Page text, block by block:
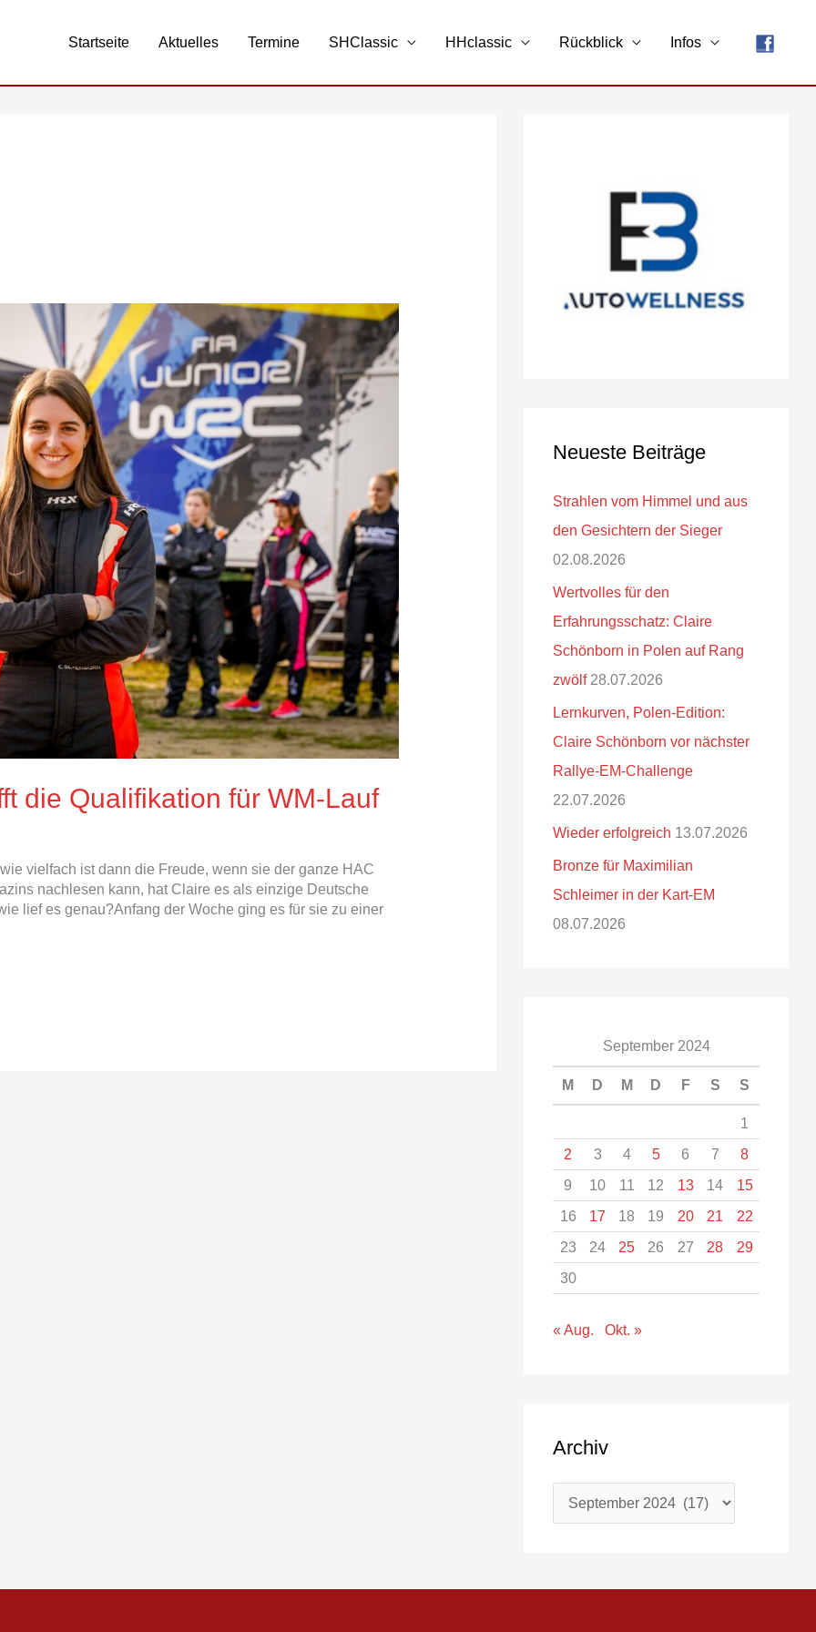
Startseite Aktuelles Termine SHClassic HHclassic Rückblick Infos
die Qualifikation für WM-Lauf
vielfach ist dann die Freude, wenn sie der ganze HAC
nachlesen kann, hat Claire es als einzige Deutsche
lief es genau?Anfang der Woche ging es für sie zu einer
Neueste Beiträge
Strahlen vom Himmel und aus
den Gesichtern der Sieger
02.08.2026
Wertvolles für den
Erfahrungsschatz: Claire
Schönborn in Polen auf Rang
zwölf 28.07.2026
Lernkurven, Polen-Edition:
Claire Schönborn vor nächster
Rallye-EM-Challenge
22.07.2026
Wieder erfolgreich 13.07.2026
Bronze für Maximilian
Schleimer in der Kart-EM
08.07.2026
September 2024
M D M D F S S
1
2
3 4 5 6 7
8
9
10 11 12 13 14
15
16
17 18 19 20 21
22
23
24 25 26 27 28
29
30
« Aug. Okt. »
Archiv